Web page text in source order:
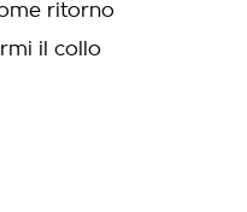
ritorno
il collo